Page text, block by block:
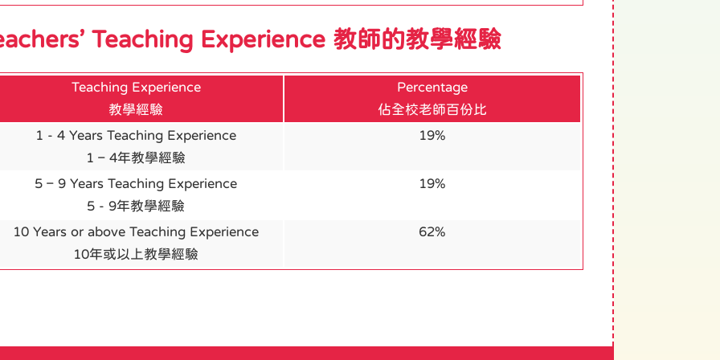
Teaching Experience 教師的教學經驗
Teaching Experience
教學經驗
Percentage
佔全校老師百份比
1 - 4 Years Teaching Experience
1 – 4年教學經驗
19%
5 – 9 Years Teaching Experience
5 - 9年教學經驗
19%
10 Years or above Teaching Experience
10年或以上教學經驗
62%